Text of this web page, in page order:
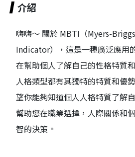
介紹
嗨嗨～ 關於 MBTI（Myers-
Indicator），這是一種廣泛應用
在幫助個人了解自己的性格特質
人格類型都有其獨特的特質和優
望你能夠知道個人人格特質了解
幫助您在職業選擇，人際關係和
智的決策。